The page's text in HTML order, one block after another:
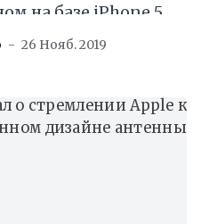
на базе iPhone 5. В
нового
26 Нояб. 2019